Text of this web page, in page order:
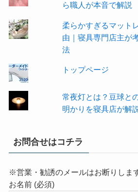
ら職人が本音で解説
柔らかすぎるマット
由｜寝具専門店主が
法
トップページ
常夜灯とは？豆球と
明かりを寝具店が解
お問合せはコチラ
※営業・勧誘のメールはお断りしま
お名前 (必須)